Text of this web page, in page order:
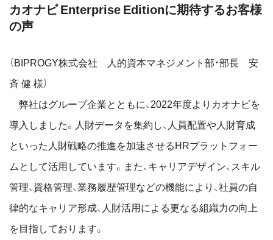
カオナビ Enterprise Editionに期待するお客様
の声
（BIPROGY株式会社 人的資本マネジメント部・部長 安
斉 健 様）
弊社はグループ企業とともに、2022年度よりカオナビを
導入しました。人財データを集約し、人員配置や人財育成
といった人財戦略の推進を加速させるHRプラットフォー
ムとして活用しています。また、キャリアデザイン、スキル
管理、資格管理、業務履歴管理などの機能により、社員の自
律的なキャリア形成、人財活用による更なる組織力の向上
を目指しております。